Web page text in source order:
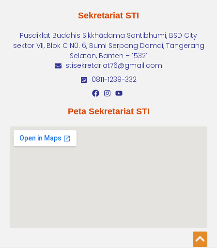
Sekretariat STI
Pusdiklat Buddhis Sikkhādama Santibhumi, BSD City
sektor VII, Blok C N0. 6, Bumi Serpong Damai, Tangerang
Selatan, Banten – 15321
stisekretariat76@gmail.com
0811-1239-332
Peta Sekretariat STI